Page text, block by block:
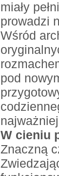
miały
prowadzi
Wśród
pod
W cieniu
Znaczną